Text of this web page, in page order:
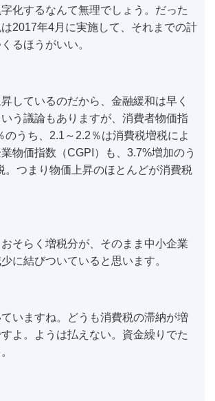
化するなんて無理でしょう。だった
2017年4月に実施して、それまでの計
るほうがいい。
しているのだから、金融緩和は早く
う議論もありますが、消費者物価指
のうち、2.1～2.2％は消費税増税によ
物価指数（CGPI）も、3.7%増加のう
。つまり物価上昇のほとんどが消費税
そらく増税分が、そのまま中小企業
に結びついていると思います。
いますね。どうも消費税の滞納が増
よ。ようは払えない。資金繰りでた